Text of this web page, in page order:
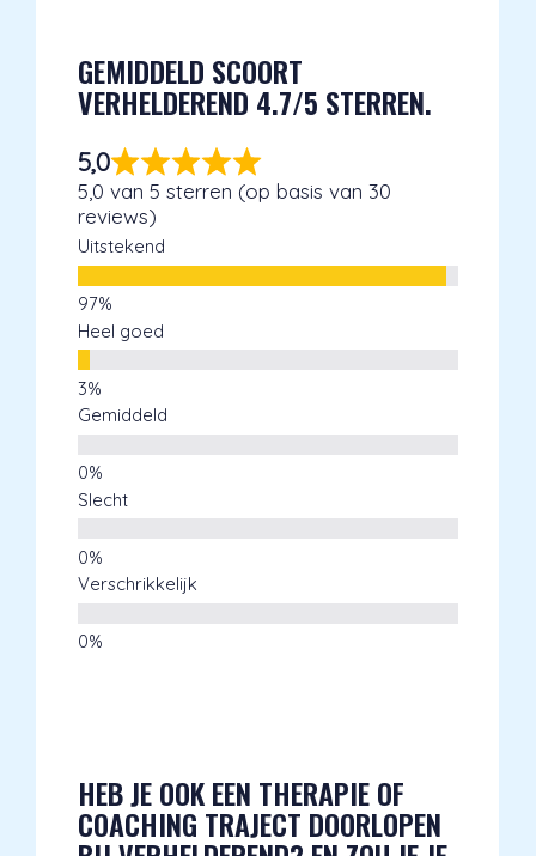
GEMIDDELD SCOORT
VERHELDEREND 4.7/5 STERREN.
5,0
5,0 van 5 sterren (op basis van 30
reviews)
Uitstekend
Heel goed
Gemiddeld
Slecht
Verschrikkelijk
HEB JE OOK EEN THERAPIE OF
COACHING TRAJECT DOORLOPEN